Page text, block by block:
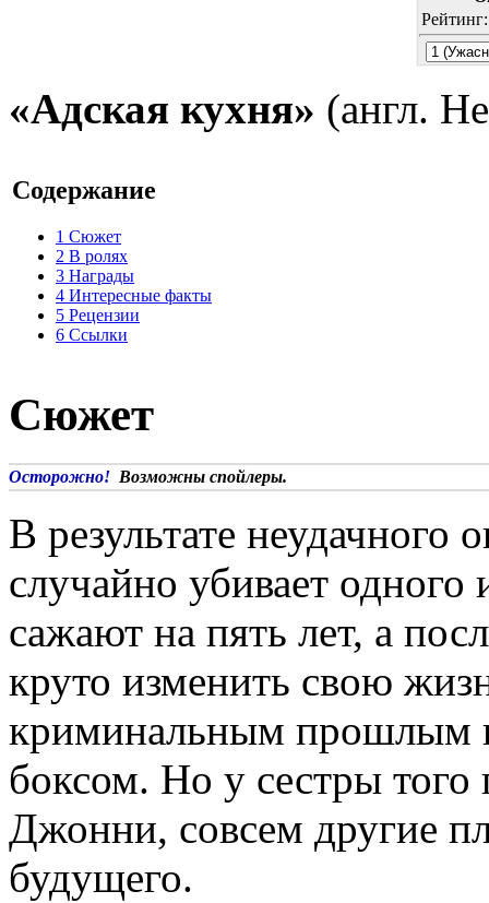
«Адская кухня» (англ.
Содержание
1 Сюжет
2 В ролях
3 Награды
4 Интересные факты
5 Рецензии
6 Ссылки
Сюжет
Осторожно! Возможны спойлеры.
В результате
случайно убивает
сажают на пять лет, а
круто изменить свою
криминальным прошлым
боксом. Но у сестры того
Джонни, совсем другие
будущего.